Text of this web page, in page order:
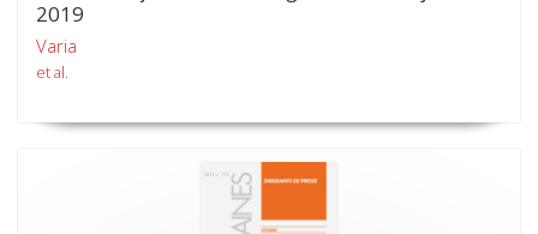
2019
Varia
et al.